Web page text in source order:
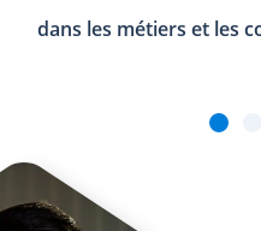
dans les métiers et les